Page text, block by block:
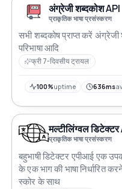
अंग्रेजी शब्दकोश API
प्राकृतिक भाषा प्रसंस्करण
सभी शब्दकोष प्राप्त करें
परिभाषा आदि
फ्री 7-दिवसीय ट्रायल
100%uptime 636ms
मल्टीलिंग्वल डिटेक्टर
प्राकृतिक भाषा प्रसंस्करण
बहुभाषी डिटेक्टर एपीआई एक
के एक भाग की भाषा निर्धारित
स्कोर के साथ